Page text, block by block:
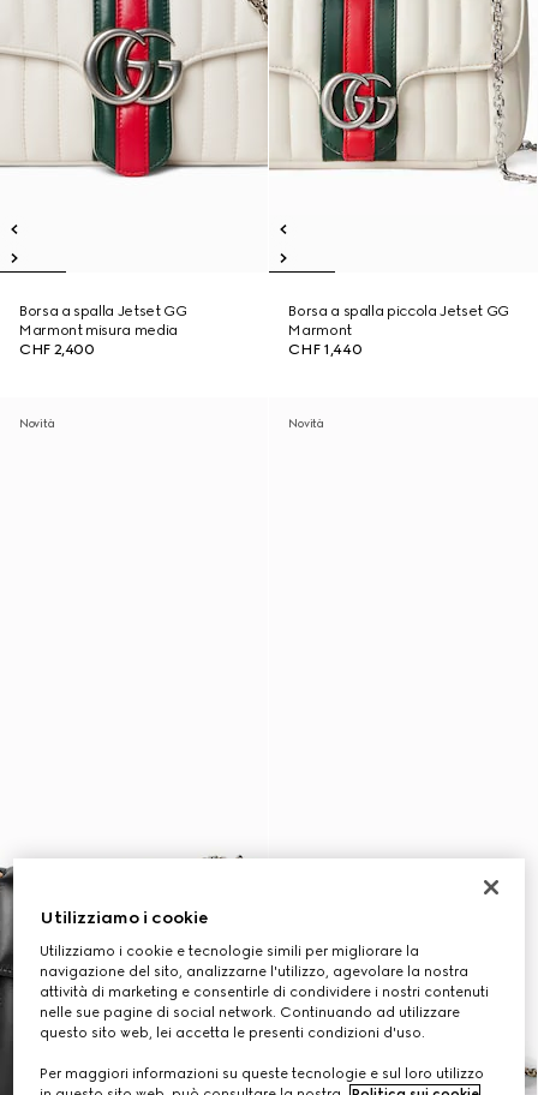
Borsa a spalla Jetset GG
Marmont misura media
CHF 2,400
Borsa a spalla piccola Jetset GG
Marmont
CHF 1,440
Novità Novità
Utilizziamo i cookie
Utilizziamo i cookie e tecnologie simili per migliorare la
navigazione del sito, analizzarne l'utilizzo, agevolare la nostra
attività di marketing e consentirle di condividere i nostri contenuti
nelle sue pagine di social network. Continuando ad utilizzare
questo sito web, lei accetta le presenti condizioni d'uso.
Per maggiori informazioni su queste tecnologie e sul loro utilizzo